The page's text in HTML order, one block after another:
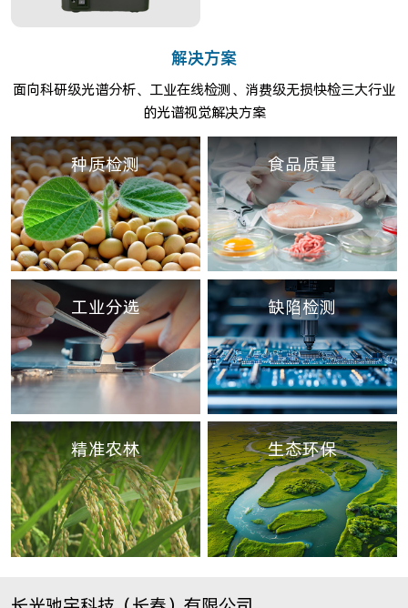
解决方案
面向科研级光谱分析、工业在线检测、消费级无损快检三大行业
的光谱视觉解决方案
种质检测 食品质量
工业分选 缺陷检测
精准农林 生态环保